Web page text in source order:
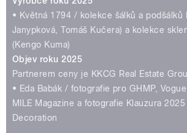
• Květná 1794 / kolekce šálků a podšálků
Janypková, Tomáš Kučera) a kolekce
(Kengo Kuma)
Objev roku 2025
Partnerem ceny je KKCG Real Estate
• Eda Babák / fotografie pro GHMP,
MILE Magazine a fotografie Klauzura
Decoration